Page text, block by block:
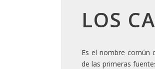
LOS
Es el nombre común
de las primeras